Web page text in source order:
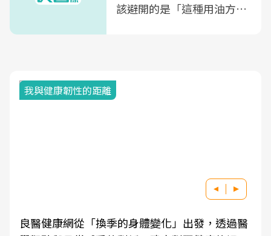
該避開的是「這種用油方
我與健康韌性的距離
良醫健康網從「換季的身體變化」出發，透過醫